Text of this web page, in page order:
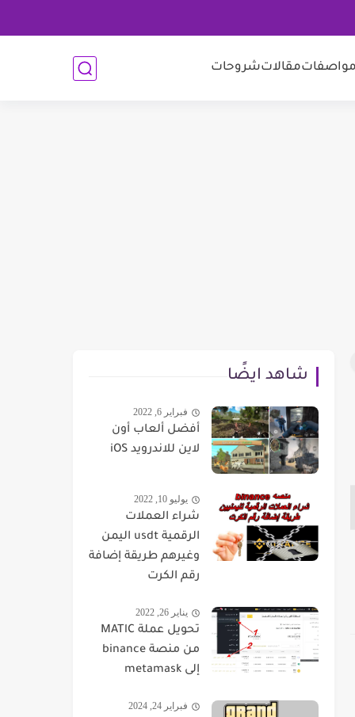
مقالاتشروحات
شاهد ايضًا
فبراير 6, 2022
أفضل ألعاب أون
لاين للاندرويد iOS
يوليو 10, 2022
شراء العملات
الرقمية usdt اليمن
وغيرهم طريقة إضافة
رقم الكرت
يناير 26, 2022
تحويل عملة MATlC
من منصة binance
إلى metamask
فبراير 24, 2024